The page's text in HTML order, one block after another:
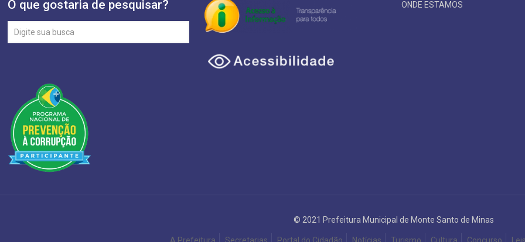
O que gostaria de pesquisar? ONDE ESTAMOS
© 2021 Prefeitura Municipal de Monte Santo de Minas
A Prefeitura Secretarias Portal do Cidadão Notícias Turismo Cultura Concurso